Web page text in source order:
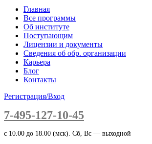
Главная
Все программы
Об институте
Поступающим
Лицензии и документы
Сведения об обр. организации
Карьера
Блог
Контакты
Регистрация/Вход
7-495-127-10-45
c 10.00 до 18.00 (мск). Сб, Вс — выходной